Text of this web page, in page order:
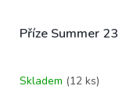
Příze Summer
Skladem (12 ks)